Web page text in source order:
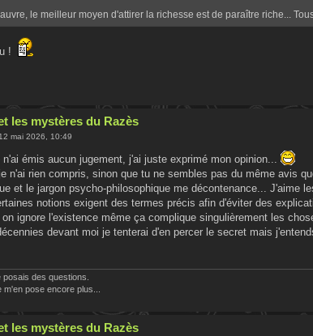
le meilleur moyen d'attirer la richesse est de paraître riche...
!
les mystères du Razès
mai 2026, 10:49
n'ai émis aucun jugement, j'ai juste exprimé mon opinion...
n'ai rien compris, sinon que tu ne sembles pas du même avis
et le jargon psycho-philosophique me décontenance... J'aime
notions exigent des termes précis afin d'éviter des
ignore l'existence même ça complique singulièrement les
devant moi je tenterai d'en percer le secret mais
des questions.
pose encore plus...
les mystères du Razès